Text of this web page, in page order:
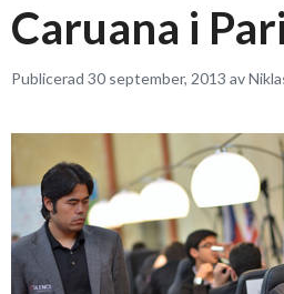
Caruana i
Publicerad 30 september, 2013 av